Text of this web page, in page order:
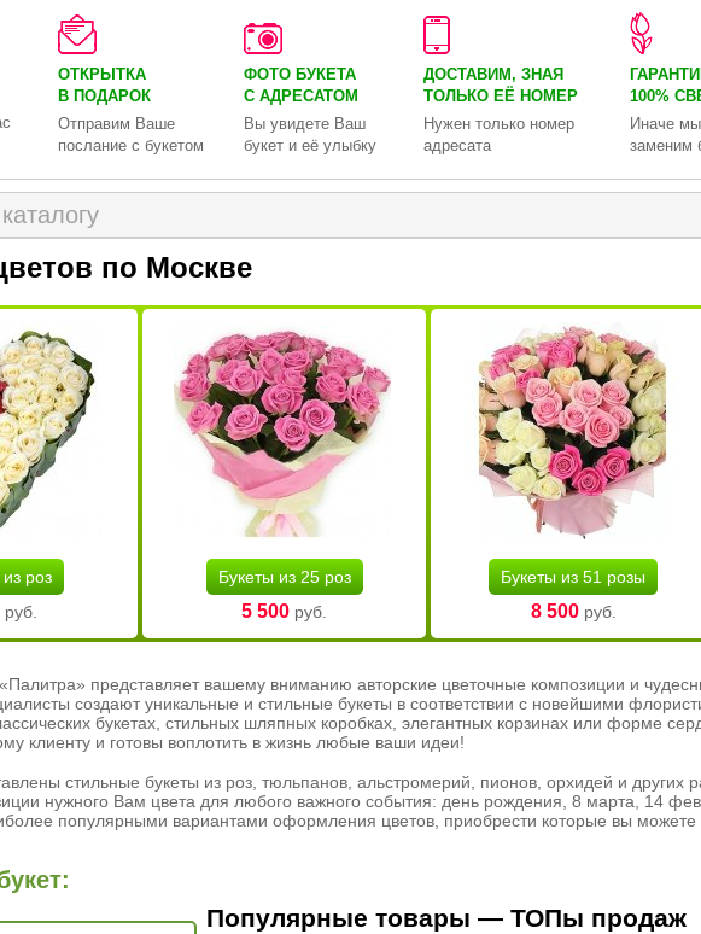
ОТКРЫТКА
В ПОДАРОК
Отправим Ваше
послание с букетом
ФОТО БУКЕТА
С АДРЕСАТОМ
Вы увидете Ваш
букет и её улыбку
ДОСТАВИМ, ЗНАЯ
ТОЛЬКО ЕЁ НОМЕР
Нужен только номер
адресата
100%
Иначе
заменим
по Москве
роз
руб.
Букеты из 25 роз
5 500 руб.
Букеты из 51 розы
8 500руб.
представляет вашему вниманию авторские цветочные композиции и
создают уникальные и стильные букеты в соответствии с новейшими
букетах, стильных шляпных коробках, элегантных корзинах или форме
клиенту и готовы воплотить в жизнь любые ваши идеи!
стильные букеты из роз, тюльпанов, альстромерий, пионов, орхидей и других
нужного Вам цвета для любого важного события: день рождения, 8 марта, 14
популярными вариантами оформления цветов, приобрести которые вы можете
Популярные товары — ТОПы продаж